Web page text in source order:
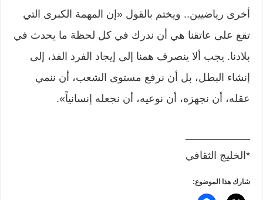
أخرى رياضيين.. ويختم بالقول «إن المهمة الكبرى التي
تقع على عاتقنا هي أن ندرك في كل لحظة ما يحدث في
بلادنا. يجب ألا ينصرف همنا إلى إيجاد الفرد الفذ، إلى
إنشاء البطل، بل أن نرفع مستوى الشعب، أن ننمي
عقله، أن نجهزه، أن نوعيه، أن نجعله إنسانياً».
*الخليج الثقافي
شارك هذا الموضوع: